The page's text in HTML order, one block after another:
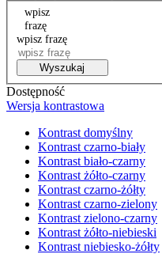
wpisz
frazę
wpisz frazę
Wyszukaj
Dostępność
Wersja kontrastowa
Kontrast domyślny
Kontrast czarno-biały
Kontrast biało-czarny
Kontrast żółto-czarny
Kontrast czarno-żółty
Kontrast czarno-zielony
Kontrast zielono-czarny
Kontrast żółto-niebieski
Kontrast niebiesko-żółty